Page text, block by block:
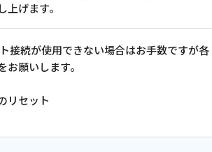
げます。
接続が使用できない場合はお手数ですが各
願いします。
リセット